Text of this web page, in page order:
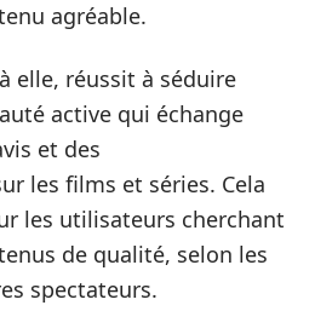
agréable.
elle, réussit à séduire
active qui échange
et des
les films et séries. Cela
les utilisateurs cherchant
de qualité, selon les
spectateurs.